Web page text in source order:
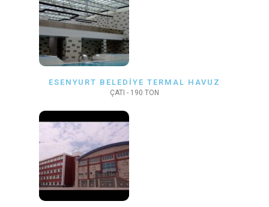
ESENYURT BELEDİYE TERMAL HAVUZ
ÇATI - 190 TON